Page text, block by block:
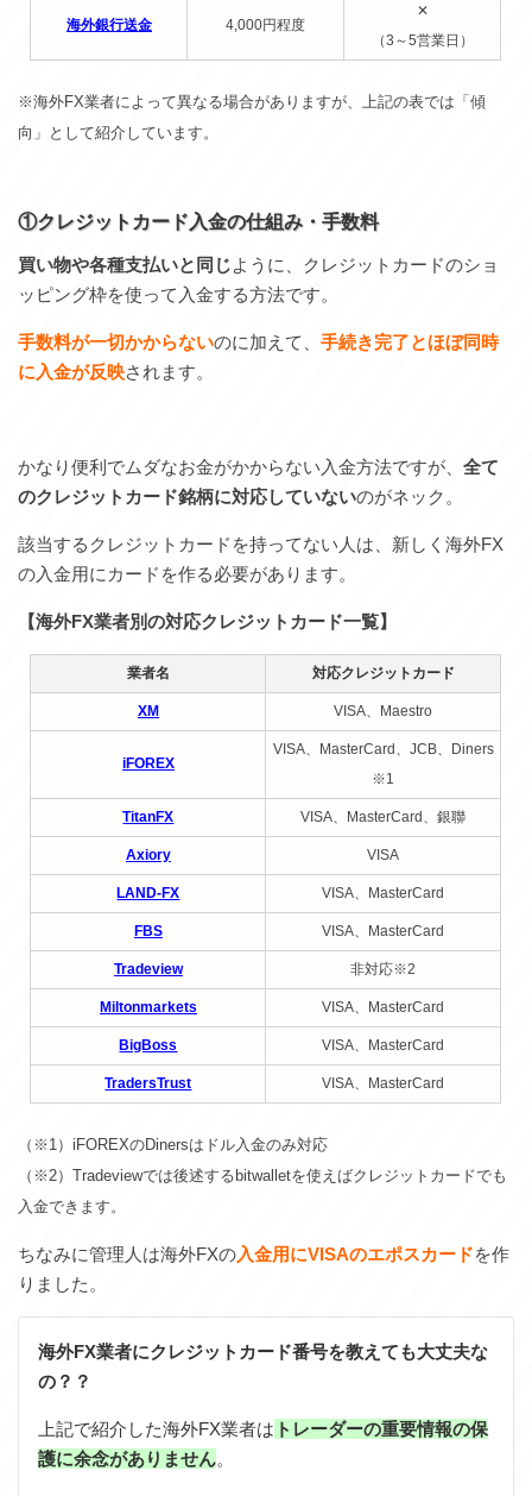
海外銀行送金 4,000円程度
✕
（3～5営業日）
※海外FX業者によって異なる場合がありますが、上記の表では「傾
向」として紹介しています。
①クレジットカード入金の仕組み・手数料
買い物や各種支払いと同じように、クレジットカードのショ
ッピング枠を使って入金する方法です。
手数料が一切かからないのに加えて、 手続き完了とほぼ同時
に入金が反映されます。
かなり便利でムダなお金がかからない入金方法ですが、 全て
のクレジットカード銘柄に対応していないのがネック。
該当するクレジットカードを持ってない人は、新しく海外FX
の入金用にカードを作る必要があります。
【海外FX業者別の対応クレジットカード一覧】
業者名 対応クレジットカード
XM VISA、Maestro
iFOREX
VISA、MasterCard、JCB、Diners
※1
TitanFX VISA、MasterCard、銀聯
Axiory VISA
LAND-FX VISA、MasterCard
FBS VISA、MasterCard
Tradeview 非対応※2
Miltonmarkets VISA、MasterCard
BigBoss VISA、MasterCard
TradersTrust VISA、MasterCard
（※1）iFOREXのDinersはドル入金のみ対応
（※2）Tradeviewでは後述するbitwalletを使えばクレジットカードでも
入金できます。
ちなみに管理人は海外FXの入金用にVISAのエポスカードを作
りました。
海外FX業者にクレジットカード番号を教えても大丈夫な
の？？
上記で紹介した海外FX業者は トレーダーの重要情報の保
護に余念がありません。